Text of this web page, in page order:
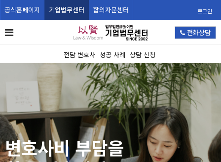
공식홈페이지 기업법무센터 합의자문센터 로그인
전담 변호사 성공 사례 상담 신청
전화상담
변호사비 부담을